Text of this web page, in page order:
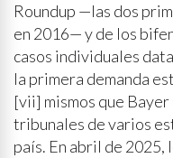
Roundup —las dos
en 2016— y de los
casos individuales
la primera demanda
[vii] mismos que
tribunales de varios
país. En abril de